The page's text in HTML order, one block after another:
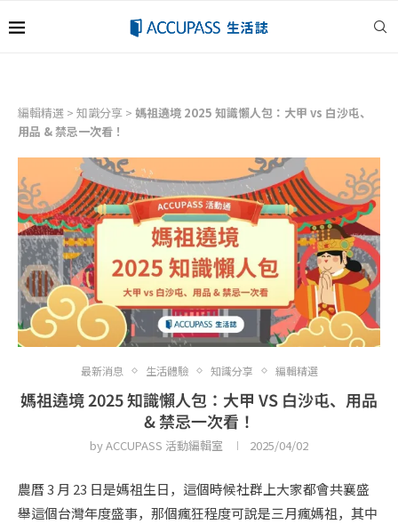
編輯精選 > 知識分享 > 媽祖遶境 2025 知識懶人包：大甲 vs 白沙屯、
用品 & 禁忌一次看！
最新消息 生活體驗 知識分享 編輯精選
媽祖遶境 2025 知識懶人包：大甲 VS 白沙屯、用品
& 禁忌一次看！
byACCUPASS 活動編輯室 2025/04/02
農曆 3 月 23 日是媽祖生日，這個時候社群上大家都會共襄盛
舉這個台灣年度盛事，那個瘋狂程度可說是三月瘋媽祖，其中